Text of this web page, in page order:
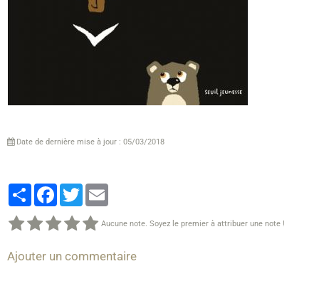
Date de dernière mise à jour : 05/03/2018
PartagerFacebook
Twitter
Aucune note. Soyez le premier à attribuer une note !
Ajouter un commentaire